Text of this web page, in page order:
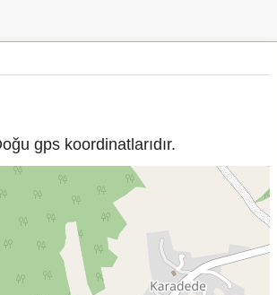
gps koordinatlarıdır.